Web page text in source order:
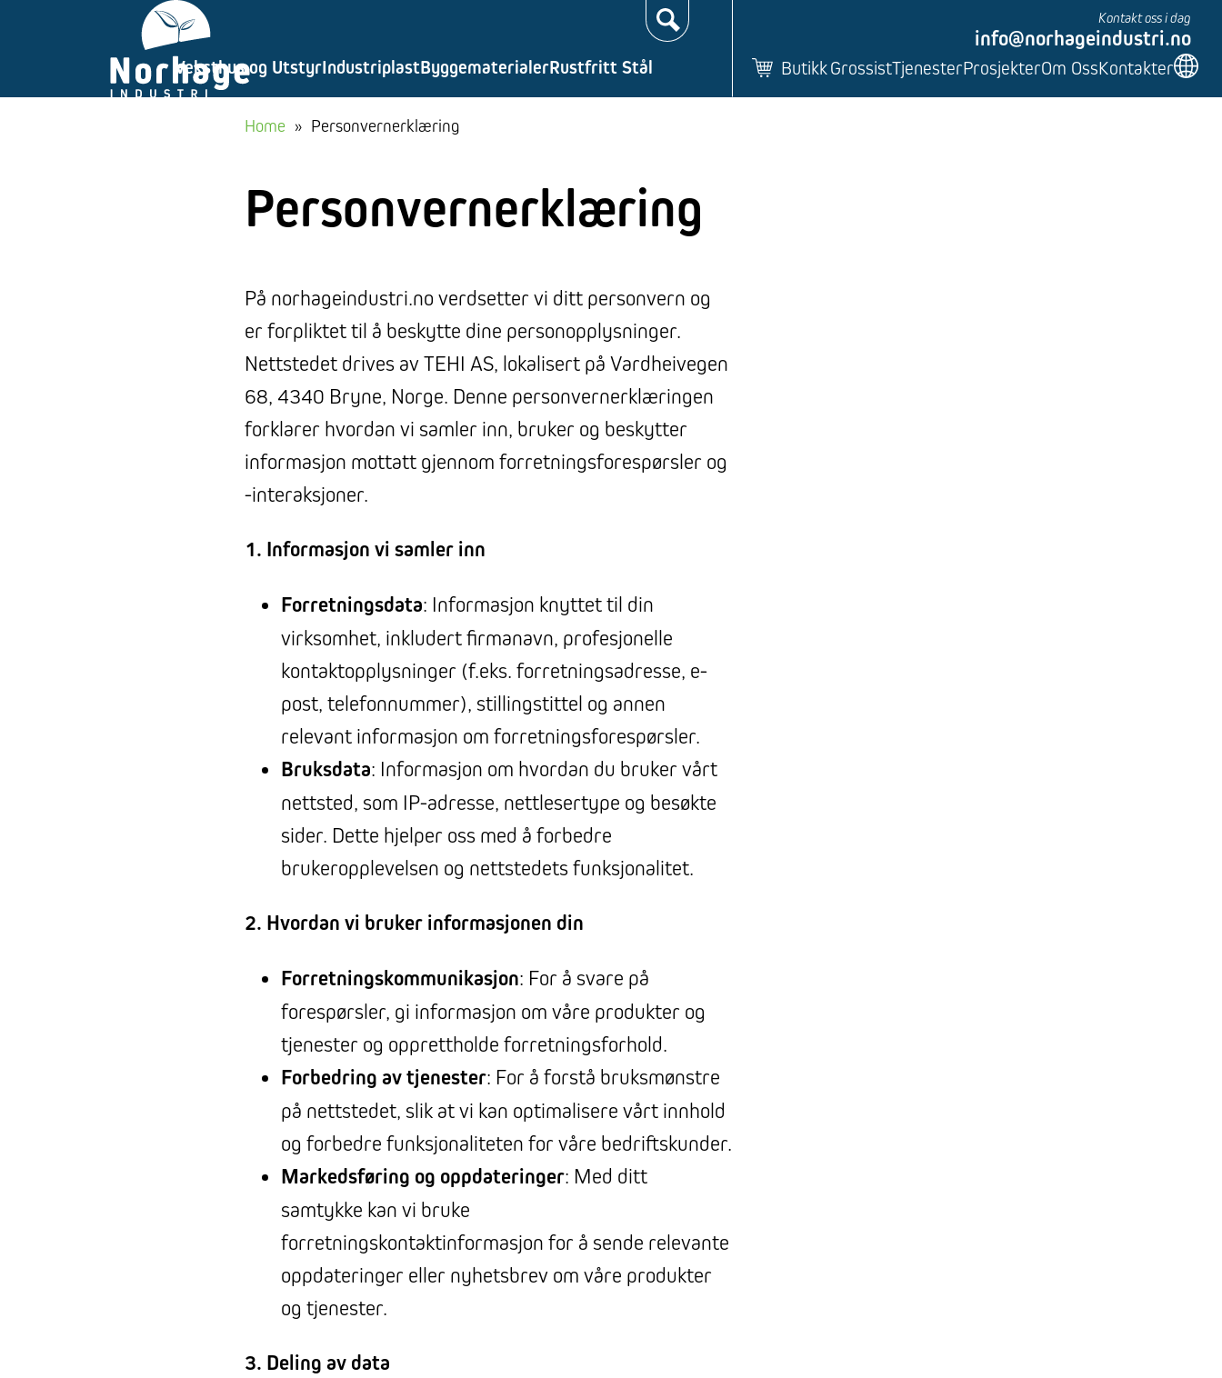
Søk…
Veksthus og UtstyrIndustriplastByggematerialerRustfritt Stål ButikkGrossistTjenesterProsjekterOm OssKontakter
Kontakt oss i dag
info@norhageindustri.no
Home » Personvernerklæring
Personvernerklæring
På norhageindustri.no verdsetter vi ditt personvern og
er forpliktet til å beskytte dine personopplysninger.
Nettstedet drives av TEHI AS, lokalisert på Vardheivegen
68, 4340 Bryne, Norge. Denne personvernerklæringen
forklarer hvordan vi samler inn, bruker og beskytter
informasjon mottatt gjennom forretningsforespørsler og
-interaksjoner.
1. Informasjon vi samler inn
Forretningsdata: Informasjon knyttet til din
virksomhet, inkludert firmanavn, profesjonelle
kontaktopplysninger (f.eks. forretningsadresse, e-
post, telefonnummer), stillingstittel og annen
relevant informasjon om forretningsforespørsler.
Bruksdata: Informasjon om hvordan du bruker vårt
nettsted, som IP-adresse, nettlesertype og besøkte
sider. Dette hjelper oss med å forbedre
brukeropplevelsen og nettstedets funksjonalitet.
2. Hvordan vi bruker informasjonen din
Forretningskommunikasjon: For å svare på
forespørsler, gi informasjon om våre produkter og
tjenester og opprettholde forretningsforhold.
Forbedring av tjenester: For å forstå bruksmønstre
på nettstedet, slik at vi kan optimalisere vårt innhold
og forbedre funksjonaliteten for våre bedriftskunder.
Markedsføring og oppdateringer: Med ditt
samtykke kan vi bruke
forretningskontaktinformasjon for å sende relevante
oppdateringer eller nyhetsbrev om våre produkter
og tjenester.
3. Deling av data